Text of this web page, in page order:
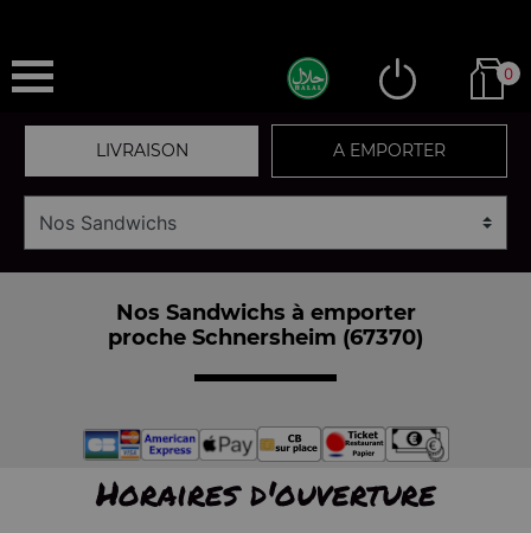
0
LIVRAISON A EMPORTER
Nos Sandwichs à emporter
proche Schnersheim (67370)
Horaires d'ouverture